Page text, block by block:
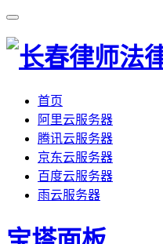
首页
阿里云服务器
腾讯云服务器
京东云服务器
百度云服务器
雨云服务器